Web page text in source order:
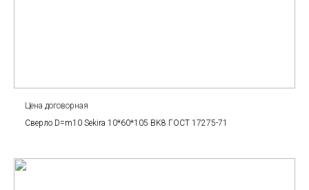
Цена договорная
Сверло D=m10 Sekira 10*60*105 BK8 ГОСТ 17275-71